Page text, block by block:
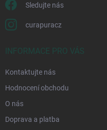
Sledujte nás
curapuracz
INFORMACE PRO VÁS
Kontaktujte nás
Hodnocení obchodu
O nás
Doprava a platba